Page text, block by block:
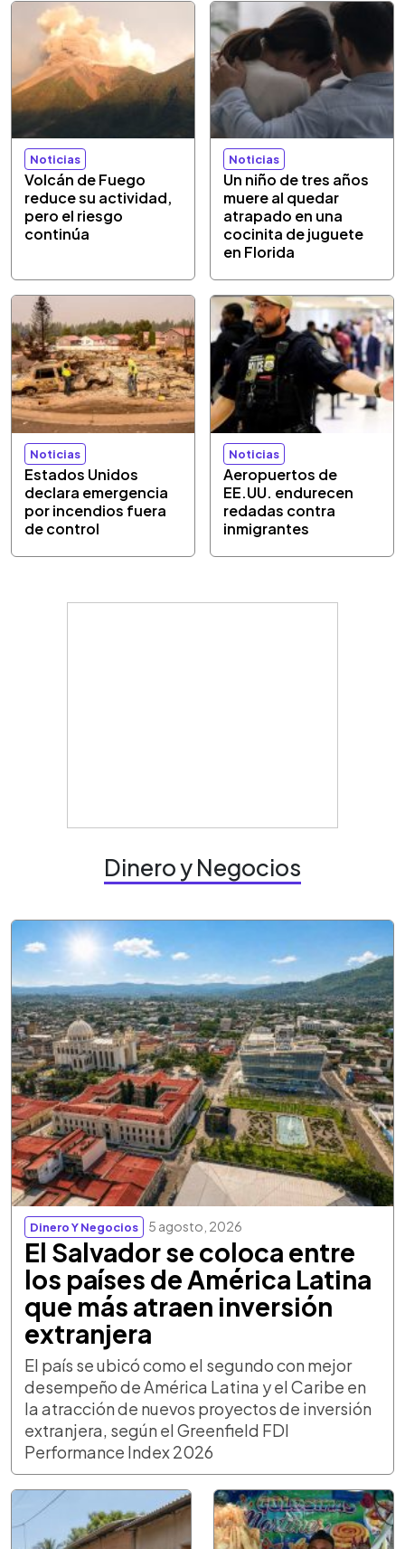
Noticias
Volcán de Fuego
reduce su actividad,
pero el riesgo
continúa
Noticias
Un niño de tres años
muere al quedar
atrapado en una
cocinita de juguete
en Florida
Noticias
Estados Unidos
declara emergencia
por incendios fuera
de control
Noticias
Aeropuertos de
EE.UU. endurecen
redadas contra
inmigrantes
Dinero y Negocios
Dinero Y Negocios 5 agosto, 2026
El Salvador se coloca entre
los países de América Latina
que más atraen inversión
extranjera
El país se ubicó como el segundo con mejor
desempeño de América Latina y el Caribe en
la atracción de nuevos proyectos de inversión
extranjera, según el Greenfield FDI
Performance Index 2026